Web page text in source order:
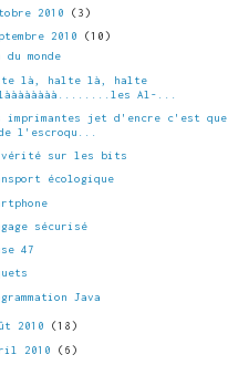
2010 (3)
2010 (10)
du monde
là, halte là, halte
Al-...
imprimantes jet d'encre c'est que
l'escroqu...
sur les bits
écologique
sécurisé
47
Java
2010 (18)
2010 (6)